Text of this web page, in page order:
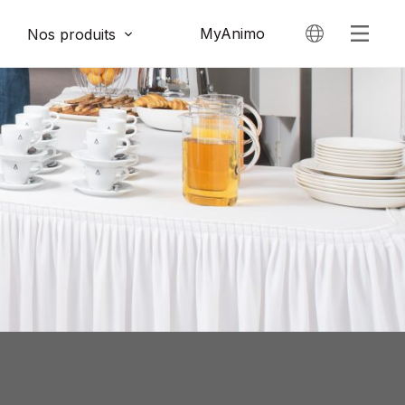
Nos produits MyAnimo